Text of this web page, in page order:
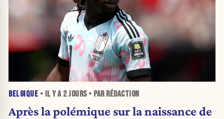
BELGIQUE • IL Y A 2 JOURS• PAR RÉDACTION
Après la polémique sur la naissance de